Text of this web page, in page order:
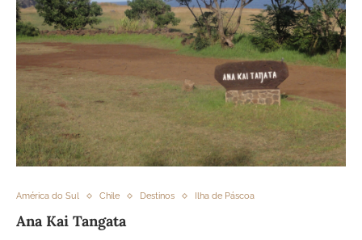
América do Sul Chile Destinos Ilha de Páscoa
Ana Kai Tangata